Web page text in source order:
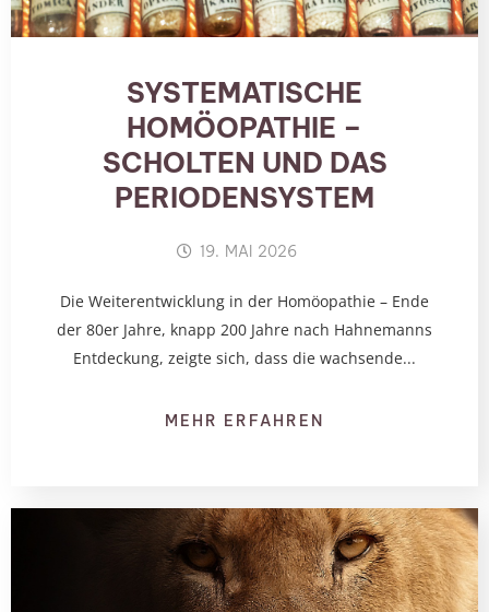
SYSTEMATISCHE
HOMÖOPATHIE –
SCHOLTEN UND DAS
PERIODENSYSTEM
19. MAI 2026
Die Weiterentwicklung in der Homöopathie – Ende
der 80er Jahre, knapp 200 Jahre nach Hahnemanns
Entdeckung, zeigte sich, dass die wachsende...
MEHR ERFAHREN